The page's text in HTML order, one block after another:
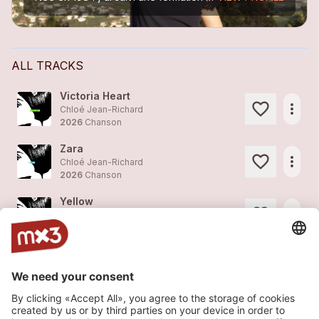
ALL TRACKS
Victoria Heart
Chloé Jean-Richard
2026 Chanson
more_horiz
Zara
Chloé Jean-Richard
2026 Chanson
more_horiz
Yellow
2026
2026Chanson
Les bras des Anges